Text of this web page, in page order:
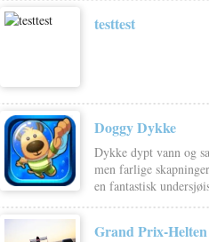
testtest
Doggy Dykke
Dykke dypt vann og
men farlige
en fantastisk
Grand Prix-Helten